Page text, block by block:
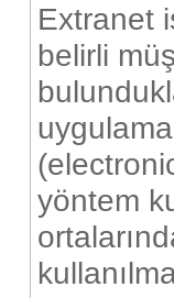
Extranet
belirli
yöntem